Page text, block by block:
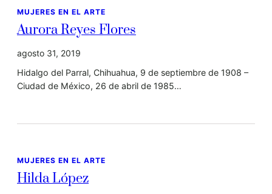
MUJERES EN EL ARTE
Aurora Reyes Flores
agosto 31, 2019
Hidalgo del Parral, Chihuahua, 9 de septiembre de 1908 –
Ciudad de México, 26 de abril de 1985…
MUJERES EN EL ARTE
Hilda López